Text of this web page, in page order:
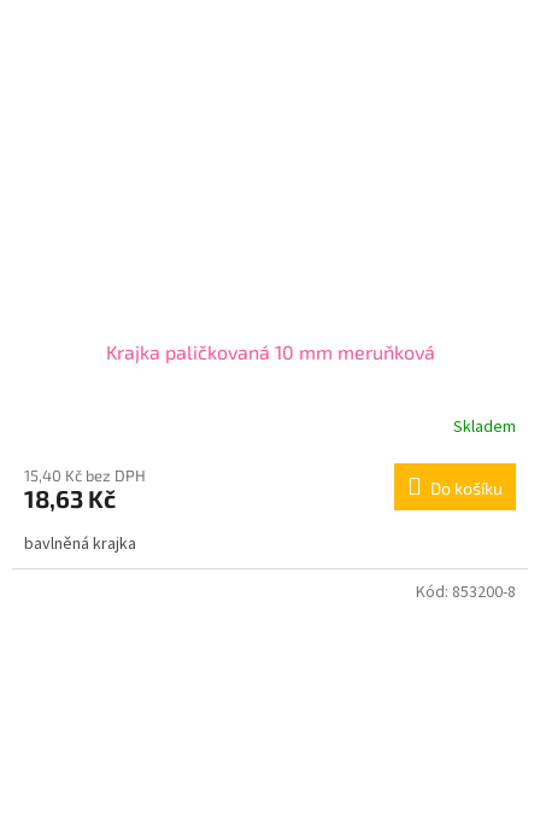
Krajka paličkovaná 10 mm meruňková
Skladem
15,40 Kč bez DPH
18,63 Kč Do košíku
bavlněná krajka
Kód: 853200-8